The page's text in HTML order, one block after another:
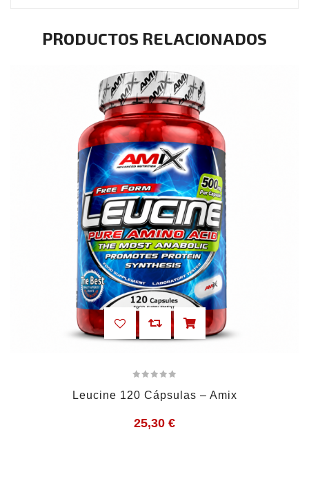
PRODUCTOS RELACIONADOS
Leucine 120 Cápsulas – Amix
25,30 €